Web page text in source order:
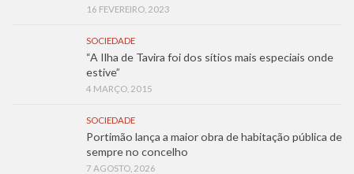
16 FEVEREIRO, 2023
SOCIEDADE
“A Ilha de Tavira foi dos sítios mais especiais onde
estive”
4 MARÇO, 2015
SOCIEDADE
Portimão lança a maior obra de habitação pública de
sempre no concelho
7 AGOSTO, 2026